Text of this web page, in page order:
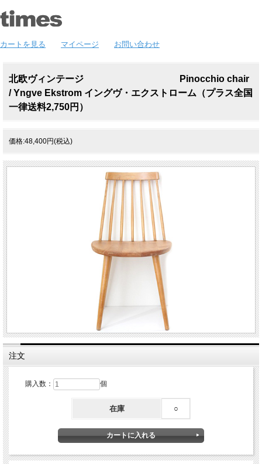
カートを見る マイページ お問い合わせ
北欧ヴィンテージ Pinocchio chair
/ Yngve Ekstrom イングヴ・エクストローム（プラス全国
一律送料2,750円）
価格:48,400円(税込)
注文
購入数： 個
在庫 ○